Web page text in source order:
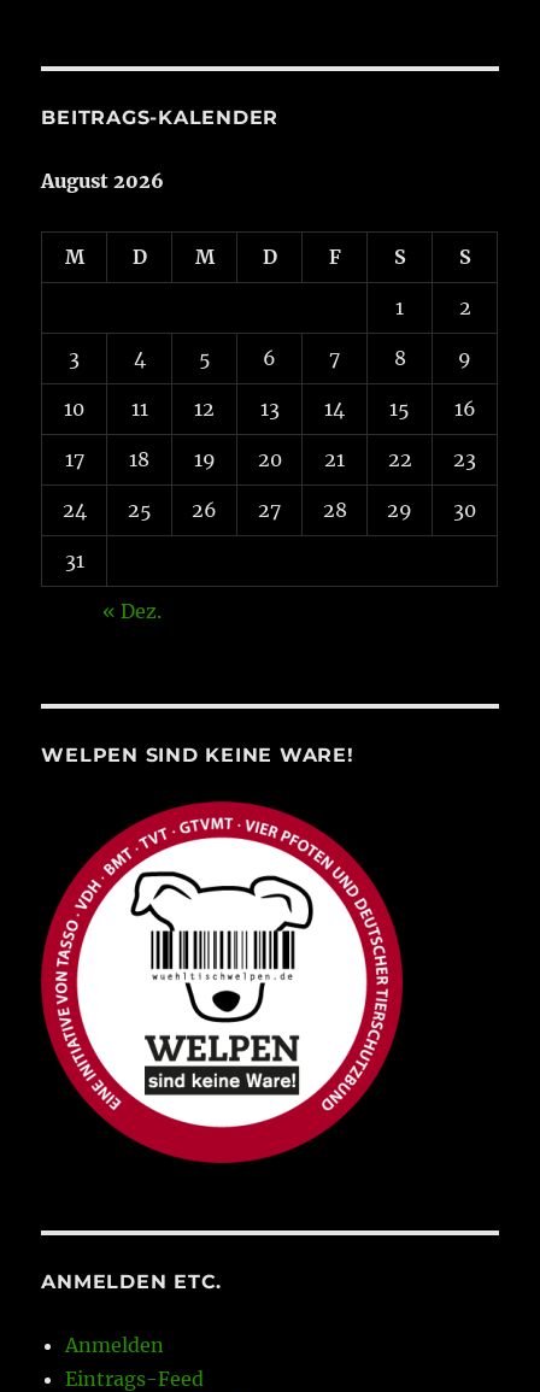
BEITRAGS-KALENDER
August 2026
M D M D F S S
1 2
3 4 5 6 7 8 9
10 11 12 13 14 15 16
17 18 19 20 21 22 23
24 25 26 27 28 29 30
31
« Dez.
WELPEN SIND KEINE WARE!
ANMELDEN ETC.
Anmelden
Eintrags-Feed